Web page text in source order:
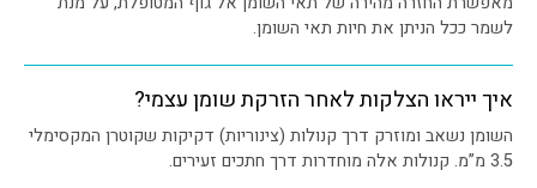
לשמר ככל הניתן את חיות תאי השומן.
איך ייראו הצלקות לאחר הזרקת שומן עצמי?
השומן נשאב ומוזרק דרך קנולות (צינוריות) דקיקות שקוטרן המקסימלי
3.5 מ”מ. קנולות אלה מוחדרות דרך חתכים זעירים.